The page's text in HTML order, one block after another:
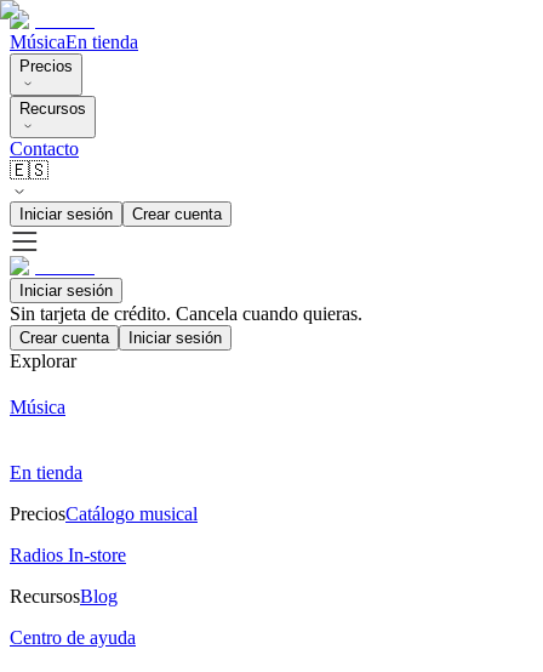
MúsicaEn tienda
Precios
Recursos
Contacto
🇪🇸
Iniciar sesión Crear cuenta
Iniciar sesión
Sin tarjeta de crédito. Cancela cuando quieras.
Crear cuenta Iniciar sesión
Explorar
Música
En tienda
PreciosCatálogo musical
Radios In-store
RecursosBlog
Centro de ayuda